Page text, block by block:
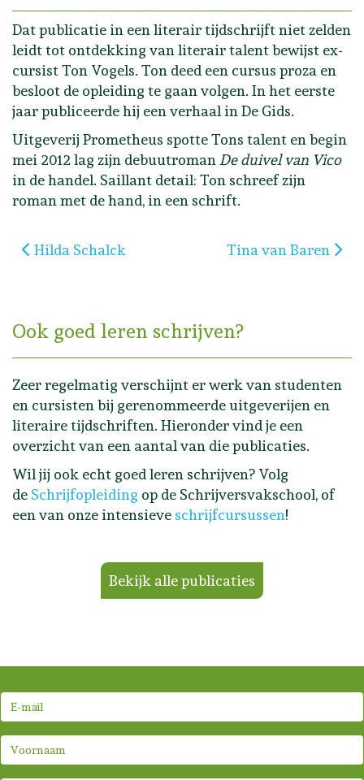
Dat publicatie in een literair tijdschrijft niet zelden
leidt tot ontdekking van literair talent bewijst ex-
cursist Ton Vogels. Ton deed een cursus proza en
besloot de opleiding te gaan volgen. In het eerste
jaar publiceerde hij een verhaal in De Gids.
Uitgeverij Prometheus spotte Tons talent en begin
mei 2012 lag zijn debuutroman De duivel van Vico
in de handel. Saillant detail: Ton schreef zijn
roman met de hand, in een schrift.
Vorig artikel: Hilda Schalck
Hilda Schalck Volgende artikel:
Tina van Baren
Ook goed leren schrijven?
Zeer regelmatig verschijnt er werk van studenten
en cursisten bij gerenommeerde uitgeverijen en
literaire tijdschriften. Hieronder vind je een
overzicht van een aantal van die publicaties.
Wil jij ook echt goed leren schrijven? Volg
de Schrijfopleiding op de Schrijversvakschool, of
een van onze intensieve schrijfcursussen!
Bekijk alle publicaties